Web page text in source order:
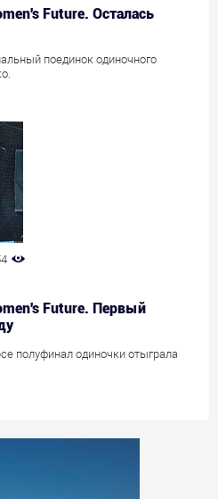
Future. Осталась
поединок одиночного
Future. Первый
полуфинал одиночки отыграла